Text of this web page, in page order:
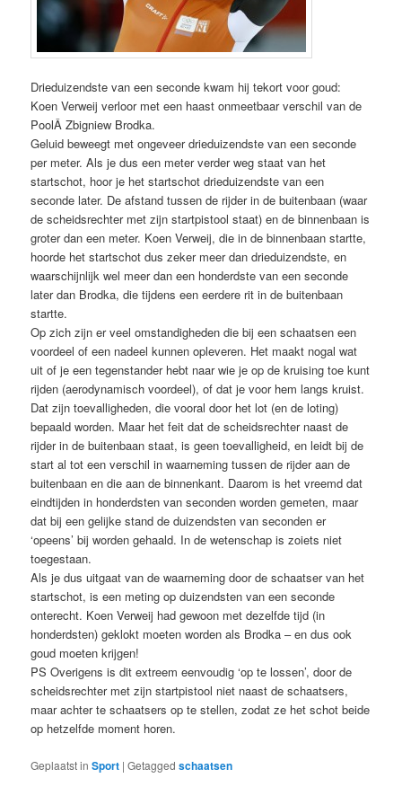
Drieduizendste van een seconde kwam hij tekort voor goud:
Koen Verweij verloor met een haast onmeetbaar verschil van de
PoolÂ Zbigniew Brodka.
Geluid beweegt met ongeveer drieduizendste van een seconde
per meter. Als je dus een meter verder weg staat van het
startschot, hoor je het startschot drieduizendste van een
seconde later. De afstand tussen de rijder in de buitenbaan (waar
de scheidsrechter met zijn startpistool staat) en de binnenbaan is
groter dan een meter. Koen Verweij, die in de binnenbaan startte,
hoorde het startschot dus zeker meer dan drieduizendste, en
waarschijnlijk wel meer dan een honderdste van een seconde
later dan Brodka, die tijdens een eerdere rit in de buitenbaan
startte.
Op zich zijn er veel omstandigheden die bij een schaatsen een
voordeel of een nadeel kunnen opleveren. Het maakt nogal wat
uit of je een tegenstander hebt naar wie je op de kruising toe kunt
rijden (aerodynamisch voordeel), of dat je voor hem langs kruist.
Dat zijn toevalligheden, die vooral door het lot (en de loting)
bepaald worden. Maar het feit dat de scheidsrechter naast de
rijder in de buitenbaan staat, is geen toevalligheid, en leidt bij de
start al tot een verschil in waarneming tussen de rijder aan de
buitenbaan en die aan de binnenkant. Daarom is het vreemd dat
eindtijden in honderdsten van seconden worden gemeten, maar
dat bij een gelijke stand de duizendsten van seconden er
‘opeens’ bij worden gehaald. In de wetenschap is zoiets niet
toegestaan.
Als je dus uitgaat van de waarneming door de schaatser van het
startschot, is een meting op duizendsten van een seconde
onterecht. Koen Verweij had gewoon met dezelfde tijd (in
honderdsten) geklokt moeten worden als Brodka – en dus ook
goud moeten krijgen!
PS Overigens is dit extreem eenvoudig ‘op te lossen’, door de
scheidsrechter met zijn startpistool niet naast de schaatsers,
maar achter te schaatsers op te stellen, zodat ze het schot beide
op hetzelfde moment horen.
Geplaatst in Sport |Getagged schaatsen